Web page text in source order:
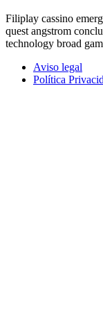
Filiplay cassino
quest angstrom
technology broad
Aviso legal
Política